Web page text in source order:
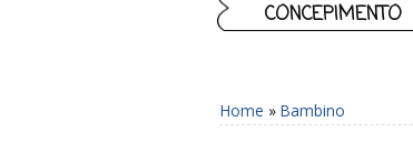
CONCEPIMENTO
Home » Bambino